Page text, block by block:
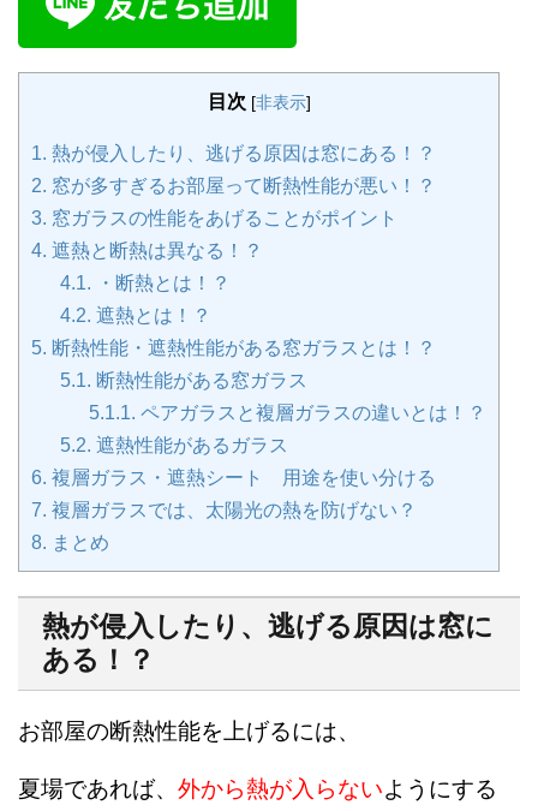
目次 [非表示]
1. 熱が侵入したり、逃げる原因は窓にある！？
2. 窓が多すぎるお部屋って断熱性能が悪い！？
3. 窓ガラスの性能をあげることがポイント
4. 遮熱と断熱は異なる！？
4.1. ・断熱とは！？
4.2. 遮熱とは！？
5. 断熱性能・遮熱性能がある窓ガラスとは！？
5.1. 断熱性能がある窓ガラス
5.1.1. ペアガラスと複層ガラスの違いとは！？
5.2. 遮熱性能があるガラス
6. 複層ガラス・遮熱シート 用途を使い分ける
7. 複層ガラスでは、太陽光の熱を防げない？
8. まとめ
熱が侵入したり、逃げる原因は窓に
ある！？
お部屋の断熱性能を上げるには、
夏場であれば、 外から熱が入らないようにする